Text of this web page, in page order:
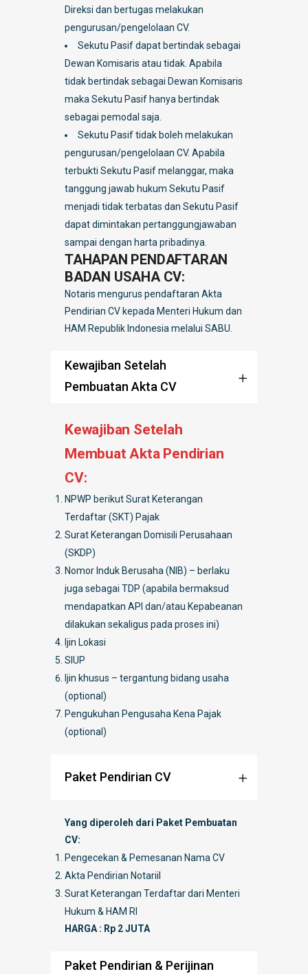
Direksi dan bertugas melakukan
pengurusan/pengelolaan CV.
Sekutu Pasif dapat bertindak sebagai
Dewan Komisaris atau tidak. Apabila
tidak bertindak sebagai Dewan Komisaris
maka Sekutu Pasif hanya bertindak
sebagai pemodal saja.
Sekutu Pasif tidak boleh melakukan
pengurusan/pengelolaan CV. Apabila
terbukti Sekutu Pasif melanggar, maka
tanggung jawab hukum Sekutu Pasif
menjadi tidak terbatas dan Sekutu Pasif
dapat dimintakan pertanggungjawaban
sampai dengan harta pribadinya.
TAHAPAN PENDAFTARAN
BADAN USAHA CV:
Notaris mengurus pendaftaran Akta
Pendirian CV kepada Menteri Hukum dan
HAM Republik Indonesia melalui SABU.
Kewajiban Setelah
Pembuatan Akta CV
Kewajiban Setelah
Membuat Akta Pendirian
CV:
NPWP berikut Surat Keterangan
Terdaftar (SKT) Pajak
Surat Keterangan Domisili Perusahaan
(SKDP)
Nomor Induk Berusaha (NIB) – berlaku
juga sebagai TDP (apabila bermaksud
mendapatkan API dan/atau Kepabeanan
dilakukan sekaligus pada proses ini)
Ijin Lokasi
SIUP
Ijin khusus – tergantung bidang usaha
(optional)
Pengukuhan Pengusaha Kena Pajak
(optional)
Paket Pendirian CV
Yang diperoleh dari Paket Pembuatan
CV:
Pengecekan & Pemesanan Nama CV
Akta Pendirian Notariil
Surat Keterangan Terdaftar dari Menteri
Hukum & HAM RI
HARGA : Rp 2 JUTA
Paket Pendirian & Perijinan